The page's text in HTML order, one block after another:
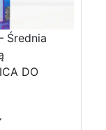
Średnia
DO